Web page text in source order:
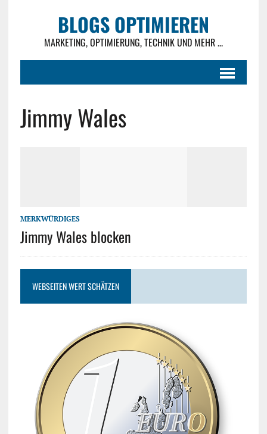
BLOGS OPTIMIEREN
MARKETING, OPTIMIERUNG, TECHNIK UND MEHR ...
Jimmy Wales
MERKWÜRDIGES
Jimmy Wales blocken
WEBSEITEN WERT SCHÄTZEN